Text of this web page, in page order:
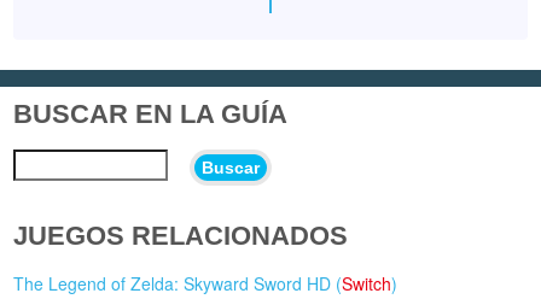
BUSCAR EN LA GUÍA
Buscar
JUEGOS RELACIONADOS
The Legend of Zelda: Skyward Sword HD (Switch)